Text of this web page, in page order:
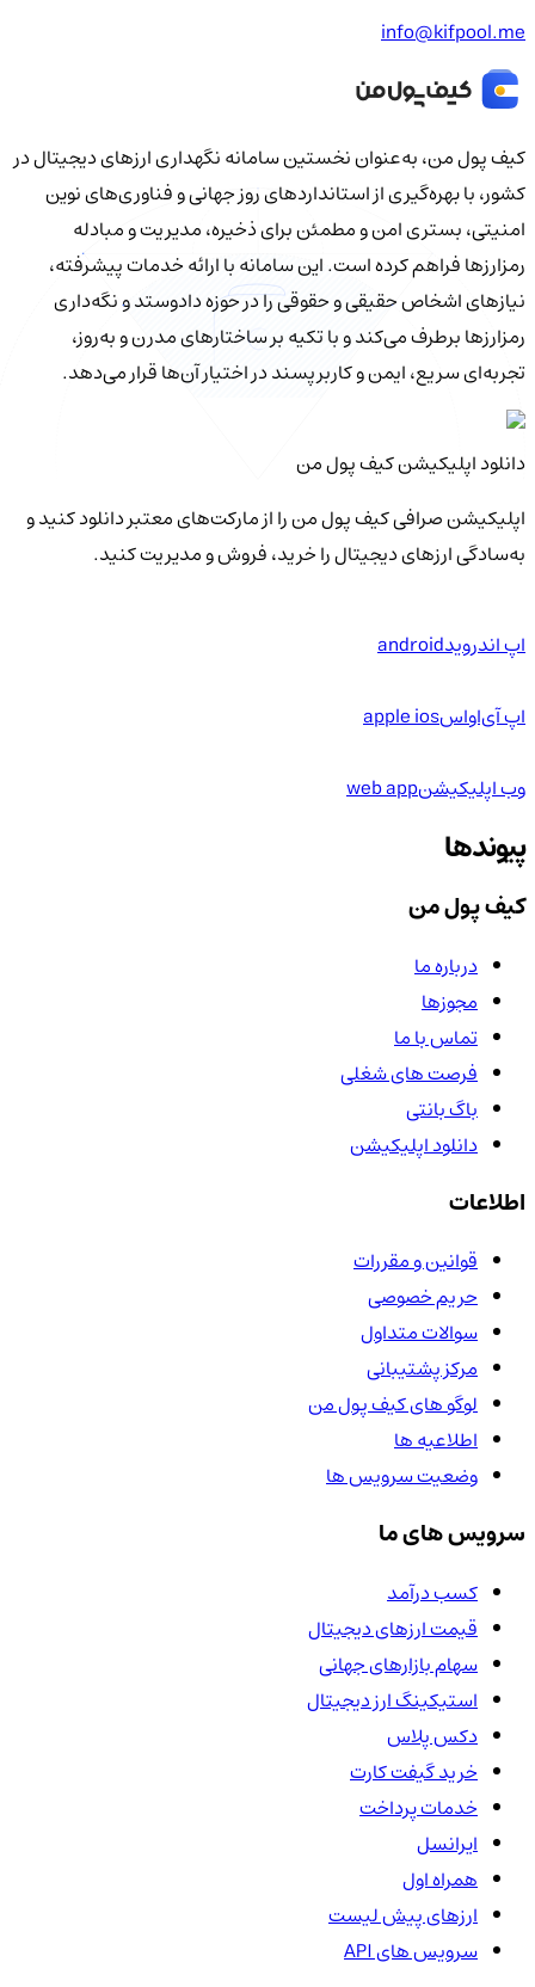
info@kifpool.me
کیف‌ پول من، به‌عنوان نخستین سامانه نگهداری ارزهای دیجیتال در
کشور، با بهره‌گیری از استانداردهای روز جهانی و فناوری‌های نوین
امنیتی، بستری امن و مطمئن برای ذخیره، مدیریت و مبادله
رمزارزها فراهم کرده است. این سامانه با ارائه خدمات پیشرفته،
نیازهای اشخاص حقیقی و حقوقی را در حوزه دادوستد و نگه‌داری
رمزارزها برطرف می‌کند و با تکیه بر ساختارهای مدرن و به‌روز،
تجربه‌ای سریع، ایمن و کاربرپسند در اختیار آن‌ها قرار می‌دهد.
دانلود اپلیکیشن کیف‌ پول من
اپلیکیشن صرافی کیف پول من را از مارکت‌های معتبر دانلود کنید و
به‌سادگی ارزهای دیجیتال را خرید، فروش و مدیریت کنید.
اپ اندرویدandroid
اپ آی‌او‌اسapple ios
وب اپلیکیشنweb app
پیوندها
کیف پول من
درباره ما
مجوزها
تماس با ما
فرصت های شغلی
باگ بانتی
دانلود اپلیکیشن
اطلاعات
قوانین و مقررات
حریم خصوصی
سوالات متداول
مرکز پشتیبانی
لوگو های کیف پول من
اطلاعیه ها
وضعیت سرویس ها
سرویس های ما
کسب درآمد
قیمت ارزهای دیجیتال
سهام بازارهای جهانی
استیکینگ ارز دیجیتال
دکس پلاس
خرید گیفت کارت
خدمات پرداخت
ایرانسل
همراه اول
ارزهای پیش لیست
سرویس های API